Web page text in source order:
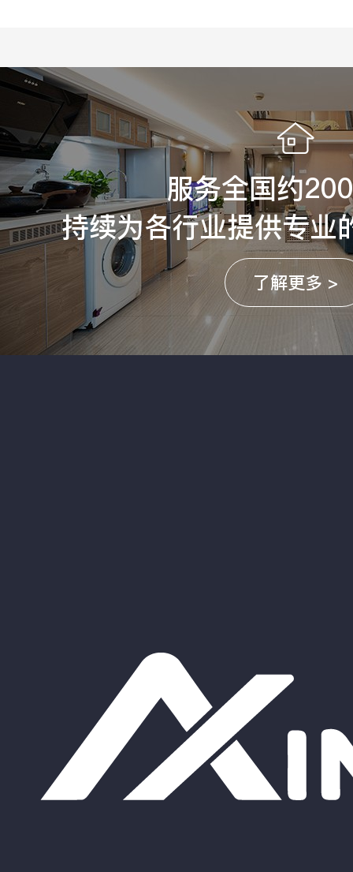
服务全国约
持续为各行业提供专业
了解更多 >